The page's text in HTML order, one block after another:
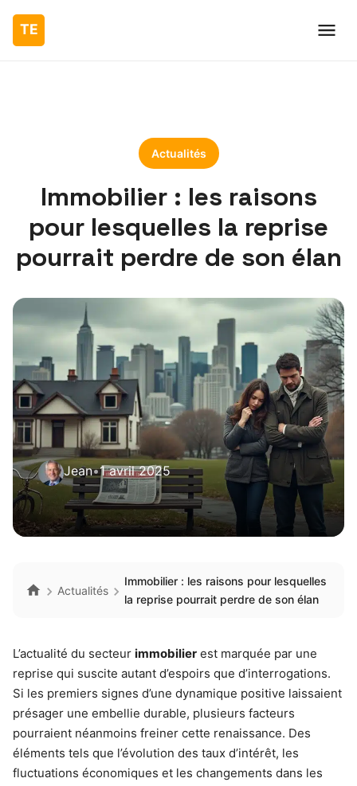
Actualités
Immobilier : les raisons
pour lesquelles la reprise
pourrait perdre de son élan
Jean•1 avril 2025
Actualités
Immobilier : les raisons pour lesquelles
la reprise pourrait perdre de son élan
L’actualité du secteur immobilier est marquée par une
reprise qui suscite autant d’espoirs que d’interrogations.
Si les premiers signes d’une dynamique positive laissaient
présager une embellie durable, plusieurs facteurs
pourraient néanmoins freiner cette renaissance. Des
éléments tels que l’évolution des taux d’intérêt, les
fluctuations économiques et les changements dans les